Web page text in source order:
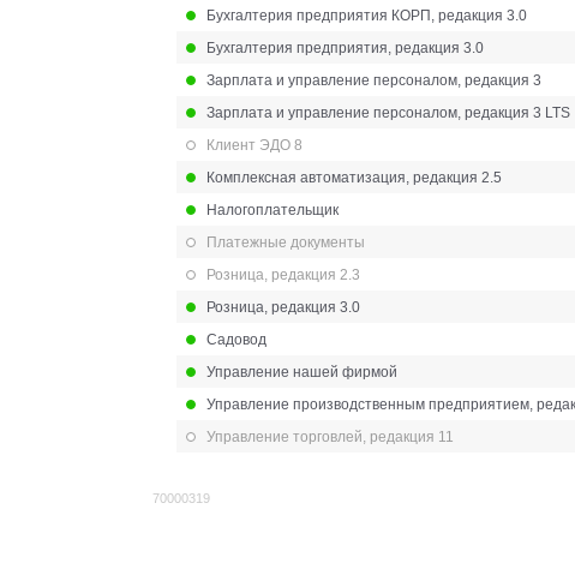
Бухгалтерия предприятия КОРП, редакция 3.0
Бухгалтерия предприятия, редакция 3.0
Зарплата и управление персоналом, редакция 3
Зарплата и управление персоналом, редакция 3 LTS
Клиент ЭДО 8
Комплексная автоматизация, редакция 2.5
Налогоплательщик
Платежные документы
Розница, редакция 2.3
Розница, редакция 3.0
Садовод
Управление нашей фирмой
Управление производственным предприятием,
Управление торговлей, редакция 11
70000319